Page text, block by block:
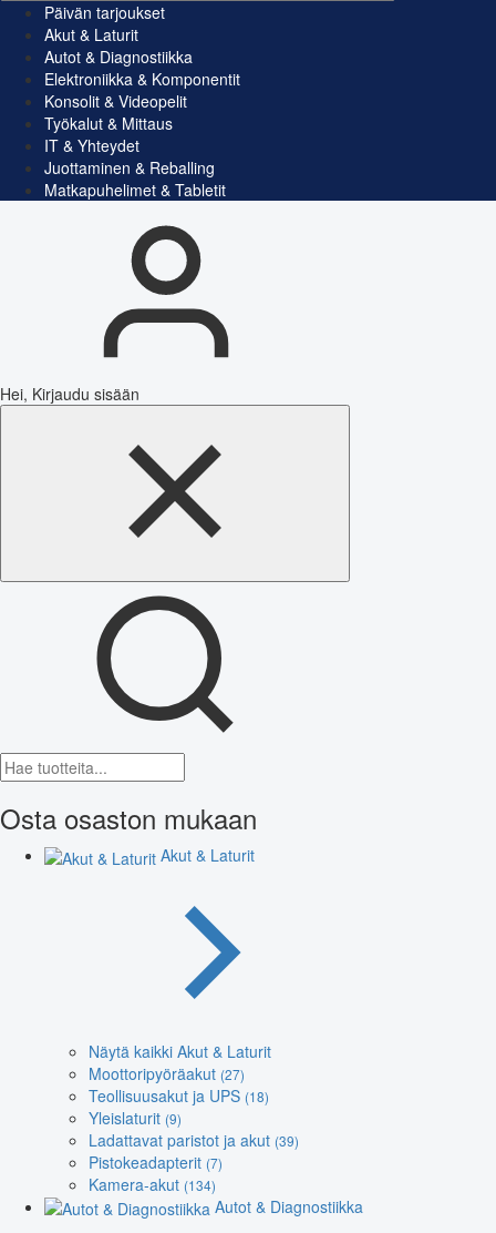
Päivän tarjoukset
Akut & Laturit
Autot & Diagnostiikka
Elektroniikka & Komponentit
Konsolit & Videopelit
Työkalut & Mittaus
IT & Yhteydet
Juottaminen & Reballing
Matkapuhelimet & Tabletit
Hei, Kirjaudu sisään
Osta osaston mukaan
Akut & Laturit
Näytä kaikki Akut & Laturit
Moottoripyöräakut (27)
Teollisuusakut ja UPS (18)
Yleislaturit (9)
Ladattavat paristot ja akut (39)
Pistokeadapterit (7)
Kamera-akut (134)
Autot & Diagnostiikka